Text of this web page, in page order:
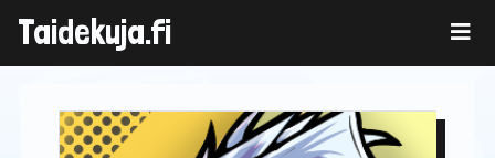
content
Taidekuja.fi